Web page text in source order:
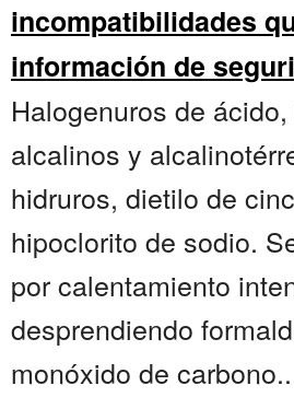
incompatibilidades
información de
Halogenuros de
alcalinos y
hidruros, dietilo de
hipoclorito de sodio.
por calentamiento
desprendiendo
monóxido de